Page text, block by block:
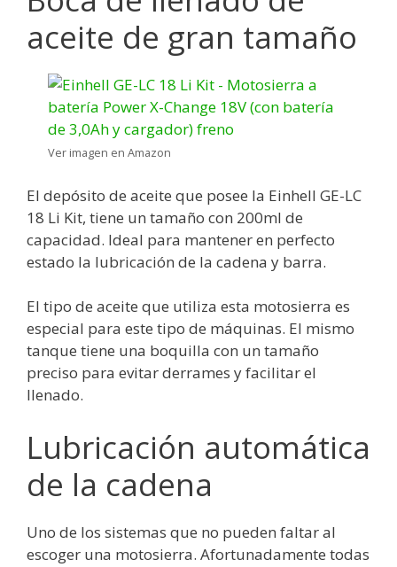
aceite de gran tamaño
Ver imagen en Amazon
El depósito de aceite que posee la Einhell GE-LC
18 Li Kit, tiene un tamaño con 200ml de
capacidad. Ideal para mantener en perfecto
estado la lubricación de la cadena y barra.
El tipo de aceite que utiliza esta motosierra es
especial para este tipo de máquinas. El mismo
tanque tiene una boquilla con un tamaño
preciso para evitar derrames y facilitar el
llenado.
Lubricación automática
de la cadena
Uno de los sistemas que no pueden faltar al
escoger una motosierra. Afortunadamente todas